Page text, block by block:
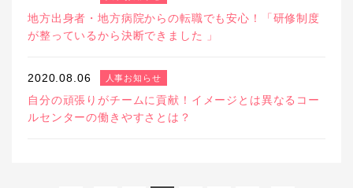
地方出身者・地方病院からの転職でも安心！「研修制度
が整っているから決断できました 」
2020.08.06 人事お知らせ
自分の頑張りがチームに貢献！イメージとは異なるコー
ルセンターの働きやすさとは？